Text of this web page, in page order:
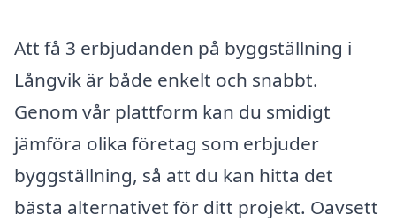
Att få 3 erbjudanden på byggställning i
Långvik är både enkelt och snabbt.
Genom vår plattform kan du smidigt
jämföra olika företag som erbjuder
byggställning, så att du kan hitta det
bästa alternativet för ditt projekt. Oavsett